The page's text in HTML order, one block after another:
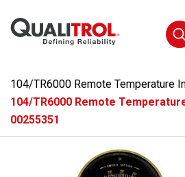
104/TR6000 Remote Temperature
104/TR6000 Remote
00255351